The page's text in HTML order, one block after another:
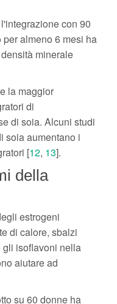
con 90
almeno 6 mesi ha
minerale
la maggior
di
di soia. Alcuni studi
soia aumentano i
[12, 13].
della
estrogeni
di calore, sbalzi
gli isoflavoni nella
aiutare ad
su 60 donne ha